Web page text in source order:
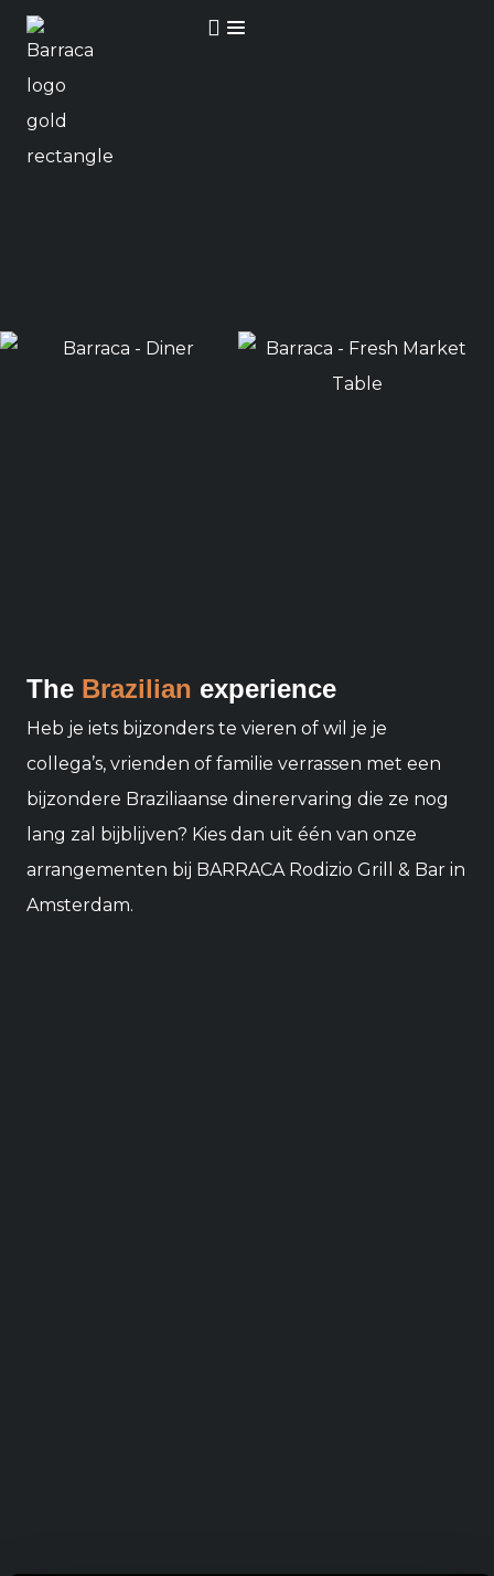
The Brazilian experience
Heb je iets bijzonders te vieren of wil je je
collega’s, vrienden of familie verrassen met een
bijzondere Braziliaanse dinerervaring die ze nog
lang zal bijblijven? Kies dan uit één van onze
arrangementen bij BARRACA Rodizio Grill & Bar in
Amsterdam.